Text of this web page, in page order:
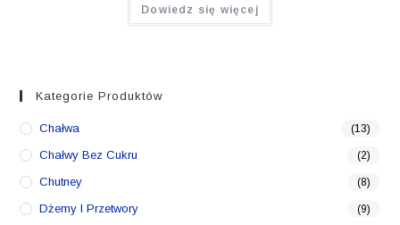
Dowiedz się więcej
Kategorie Produktów
Chałwa (13)
Chałwy Bez Cukru (2)
Chutney (8)
Dżemy I Przetwory (9)